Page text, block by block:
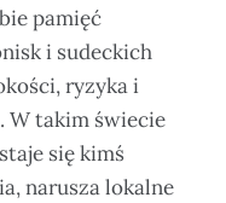
pamięć
i sudeckich
ryzyka i
W takim świecie
się kimś
narusza lokalne